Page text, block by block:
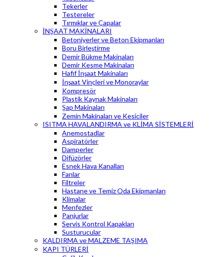
Tekerler
Testereler
Tırmıklar ve Çapalar
İNŞAAT MAKİNALARI
Betoniyerler ve Beton Ekipmanları
Boru Birleştirme
Demir Bükme Makinaları
Demir Kesme Makinaları
Hafif İnşaat Makinaları
İnşaat Vinçleri ve Monoraylar
Kompresör
Plastik Kaynak Makinaları
Şap Makinaları
Zemin Makinaları ve Kesiciler
ISITMA HAVALANDIRMA ve KLİMA SİSTEMLERİ
Anemostadlar
Aspiratörler
Damperler
Difüzörler
Esnek Hava Kanalları
Fanlar
Filtreler
Hastane ve Temiz Oda Ekipmanları
Klimalar
Menfezler
Panjurlar
Servis Kontrol Kapakları
Susturucular
KALDIRMA ve MALZEME TAŞIMA
KAPI TÜRLERİ